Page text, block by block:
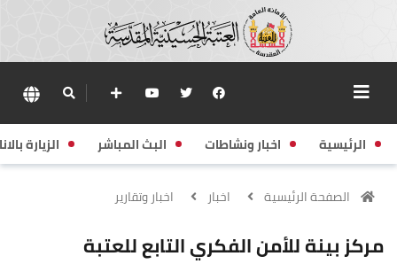
الرئيسية اخبار ونشاطات البث المباشر الزيارة
الصفحة الرئيسية اخبار اخبار وتقارير
مركز بينة للأمن الفكري التابع للعتبة